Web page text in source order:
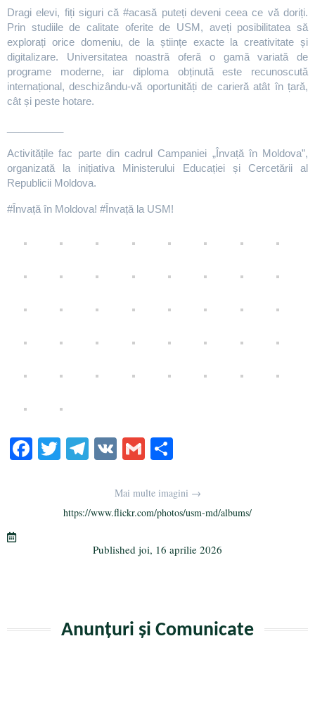
Dragi elevi, fiți siguri că #acasă puteți deveni ceea ce vă doriți.
Prin studiile de calitate oferite de USM, aveți posibilitatea să
explorați orice domeniu, de la științe exacte la creativitate și
digitalizare. Universitatea noastră oferă o gamă variată de
programe moderne, iar diploma obținută este recunoscută
internațional, deschizându-vă oportunități de carieră atât în țară,
cât și peste hotare.
Activitățile fac parte din cadrul Campaniei „Învață în Moldova”,
organizată la inițiativa Ministerului Educației și Cercetării al
Republicii Moldova.
#Învață în Moldova! #Învață la USM!
Fa T
r
Te
a
m
V G
ailaj
ea
ză
Mai multe imagini →
https://www.flickr.com/photos/usm-md/albums/
Published joi, 16 aprilie 2026
Anunțuri și Comunicate